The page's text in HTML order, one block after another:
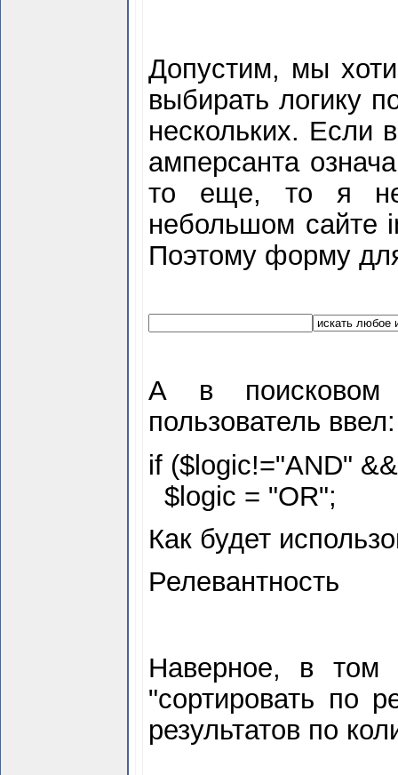
Допустим, мы
выбирать логику
нескольких. Если
амперсанта
то еще, то я не
небольшом сайте
Поэтому форму
А в поисковом
пользователь ввел:
if ($logic!="AND"
$logic = "OR";
Как будет
Релевантность
Наверное, в
"сортировать по
результатов по